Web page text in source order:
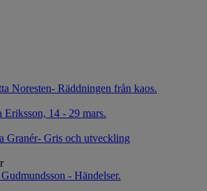
Noresten- Räddningen från kaos.
Eriksson, 14 - 29 mars.
Granér- Gris och utveckling
- Händelser.